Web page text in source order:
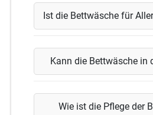
Ist die Bettwäsche für
Kann die Bettwäsche in
Wie ist die Pflege der